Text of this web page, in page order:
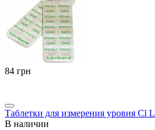
‍84‍ грн
Таблетки для измерения уровня Cl
В наличии